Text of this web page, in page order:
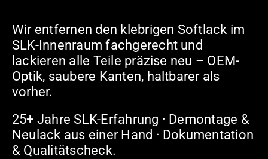
Wir entfernen den klebrigen Softlack im
SLK-Innenraum fachgerecht und
lackieren alle Teile präzise neu – OEM-
Optik, saubere Kanten, haltbarer als
vorher.
25+ Jahre SLK-Erfahrung · Demontage &
Neulack aus einer Hand · Dokumentation
& Qualitätscheck.